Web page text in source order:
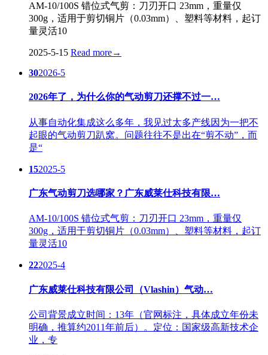
AM-10/100S 错位式气剪：刀刃开口 23mm，重量仅
300g，适用于剪切铜片（0.03mm）、塑料等材料，起订
量灵活10
2025-5-15 Read more→
302026-5
2026年了，为什么你的气动剪刀还撑不过一…
从事自动化集成这么多年，我见过太多产线因为一把不
起眼的气动剪刀趴窝。问题往往不是出在“剪不动”，而
是“
152025-5
广东气动剪刀选哪家？广东威莱仕科技有限…
AM-10/100S 错位式气剪：刀刃开口 23mm，重量仅
300g，适用于剪切铜片（0.03mm）、塑料等材料，起订
量灵活10
222025-4
广东威莱仕科技有限公司（Vlashin）气动…
公司背景成立时间：13年（官网标注，具体成立年份未
明确，推算约2011年前后）。定位：国家级高新技术企
业，专